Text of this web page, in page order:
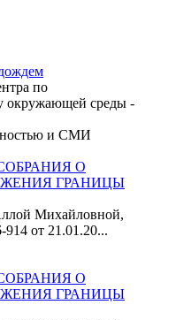
по
окружающей среды -
и СМИ
О
ГРАНИЦЫ
Михайловной,
от 21.01.20...
О
ГРАНИЦЫ